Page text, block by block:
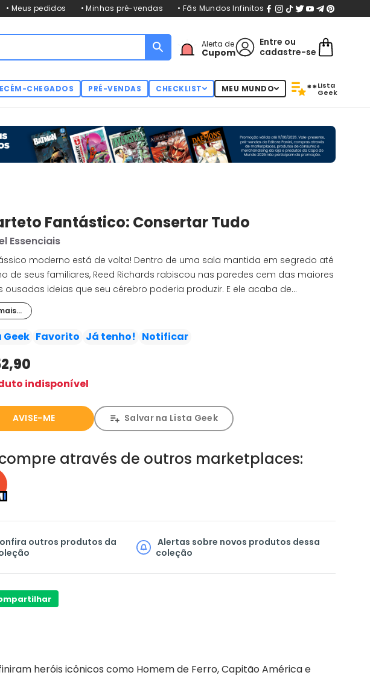
• Meus pedidos • Minhas pré-vendas • Fãs Mundos Infinitos
Alerta de
Cupom
Entre ou
cadastre-se
CHEGADOS PRÉ-VENDAS CHECKLIST MEU MUNDO **Lista
Geek
Fantástico: Consertar Tudo
Essenciais
moderno está de volta! Dentro de uma sala mantida em segredo até
de seus familiares, Reed Richards rabiscou nas paredes cem das maiores
ousadas ideias que seu cérebro poderia produzir. E ele acaba de
uma 101º, a mais audaciosa de todas: "Consertar Tudo." Porém, o
cérebro do Quarteto Fantástico descobrirá que resolver tudo demanda
custo. Talvez alto demais!
Geek Favorito Já tenho! Notificar
indisponível
AVISE-ME Salvar na Lista Geek
através de outros marketplaces:
outros produtos da
Alertas sobre novos produtos dessa
coleção
heróis icônicos como Homem de Ferro, Capitão América e